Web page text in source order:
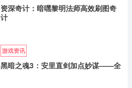
资深奇计：暗嘿黎明法师高效刷图奇
计
游戏资讯
黑暗之魂3：安里直剑加点妙谋——全